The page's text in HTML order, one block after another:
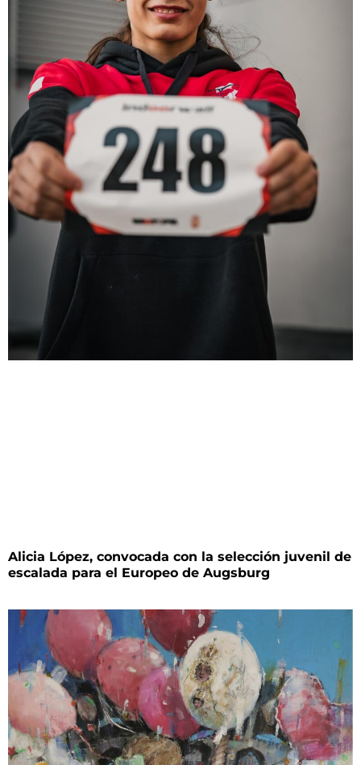
Alicia López, convocada con la selección juvenil de
escalada para el Europeo de Augsburg